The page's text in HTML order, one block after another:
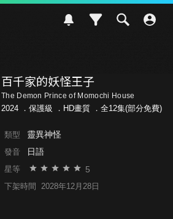
百千家的妖怪王子
The Demon Prince of Momochi House
2024 ． 保護級 ．HD畫質 ．全12集(部分免費)
類型 靈異神怪
發音 日語
星等 5
下架時間 2028年12月28日